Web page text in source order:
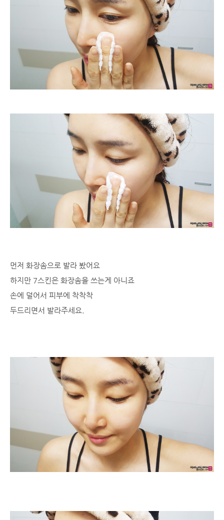
먼저 화장솜으로 발라 봤어요
하지만 7스킨은 화장솜을 쓰는게 아니죠
손에 덜어서 피부에 착착착
두드리면서 발라주세요.